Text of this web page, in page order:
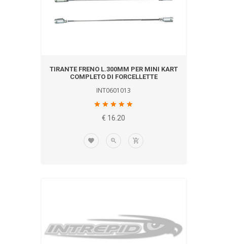
TIRANTE FRENO L.300MM PER MINI KART
COMPLETO DI FORCELLETTE
INT0601013
€ 16.20